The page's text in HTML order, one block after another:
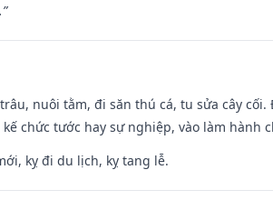
nuôi tằm, đi săn thú cá, tu sửa cây
chức tước hay sự nghiệp, vào làm hành
kỵ đi du lịch, kỵ tang lễ.